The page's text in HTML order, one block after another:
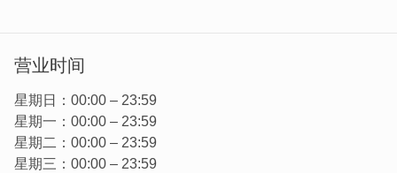
营业时间
星期日：00:00 – 23:59
星期一：00:00 – 23:59
星期二：00:00 – 23:59
星期三：00:00 – 23:59